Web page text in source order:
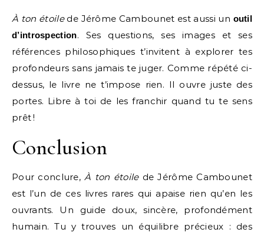
À ton étoilede Jérôme Cambounet est aussi un outil
d’introspection. Ses questions, ses images et ses
références philosophiques t’invitent à explorer tes
profondeurs sans jamais te juger. Comme répété ci-
dessus, le livre ne t’impose rien. Il ouvre juste des
portes. Libre à toi de les franchir quand tu te sens
prêt !
Conclusion
Pour conclure,À ton étoilede Jérôme Cambounet
est l’un de ces livres rares qui apaise rien qu’en les
ouvrants. Un guide doux, sincère, profondément
humain. Tu y trouves un équilibre précieux : des